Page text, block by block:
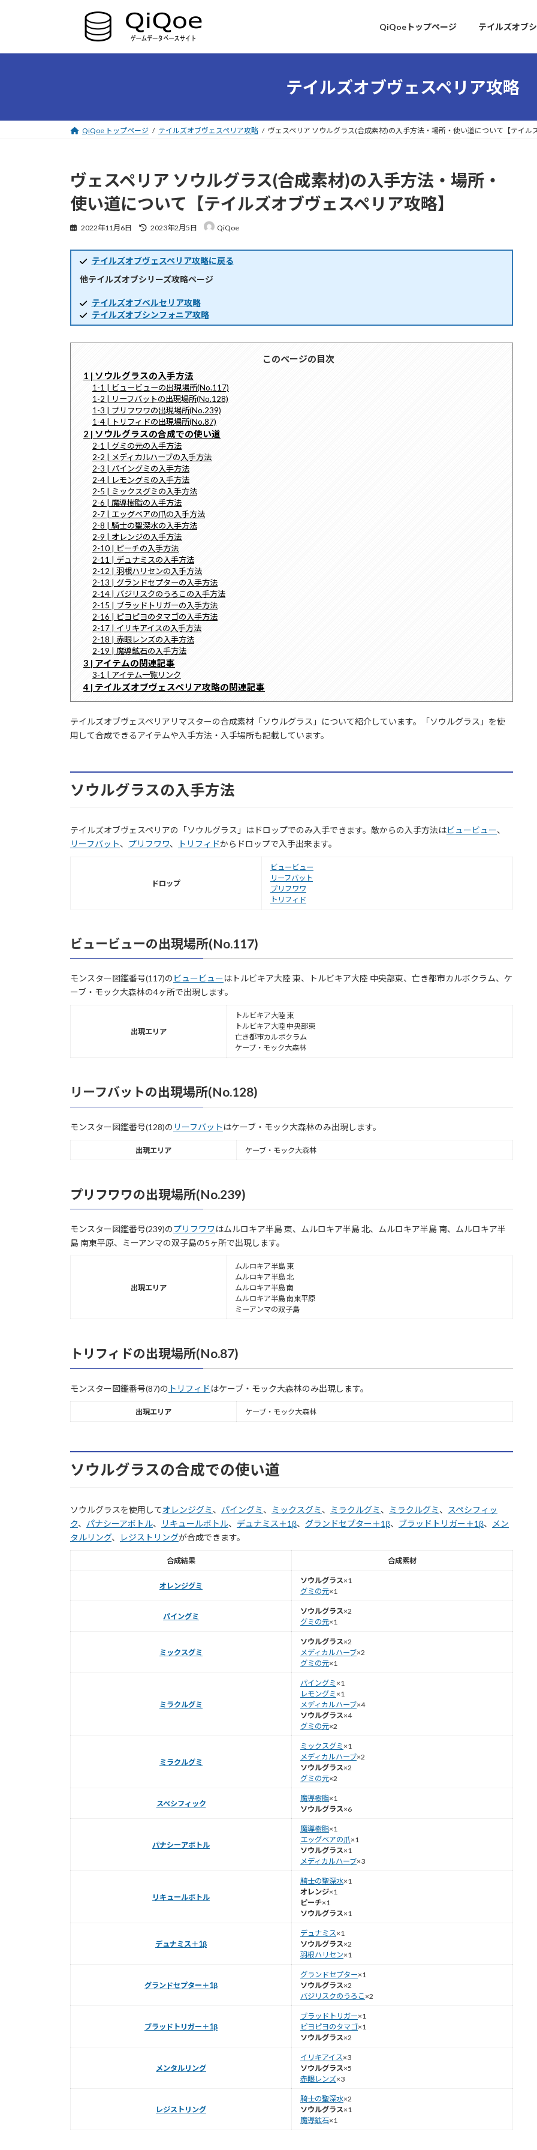
ツ
シ
QiQoeトップページ テイルズオブ
テイルズオブヴェスペリア攻略
QiQoe トップページ テイルズオブヴェスペリア攻略 ヴェスペリア ソウルグラス(合成素材)の入手方法・場所・使い道について【テイル
ヴェスペリア ソウルグラス(合成素材)の入手方法・場所・
使い道について【テイルズオブヴェスペリア攻略】
2022年11月6日
最
新
日
時
2023年2月5日 QiQoe
テイルズオブヴェスペリア攻略に戻る
他テイルズオブシリーズ攻略ページ
テイルズオブベルセリア攻略
テイルズオブシンフォニア攻略
このページの目次
1 | ソウルグラスの入手方法
1-1 | ビュービューの出現場所(No.117)
1-2 | リーフバットの出現場所(No.128)
1-3 | プリフワワの出現場所(No.239)
1-4 | トリフィドの出現場所(No.87)
2 | ソウルグラスの合成での使い道
2-1 | グミの元の入手方法
2-2 | メディカルハーブの入手方法
2-3 | パイングミの入手方法
2-4 | レモングミの入手方法
2-5 | ミックスグミの入手方法
2-6 | 魔導樹脂の入手方法
2-7 | エッグベアの爪の入手方法
2-8 | 騎士の聖深水の入手方法
2-9 | オレンジの入手方法
2-10 | ピーチの入手方法
2-11 | デュナミスの入手方法
2-12 | 羽根ハリセンの入手方法
2-13 | グランドセプターの入手方法
2-14 | バジリスクのうろこの入手方法
2-15 | ブラッドトリガーの入手方法
2-16 | ピヨピヨのタマゴの入手方法
2-17 | イリキアイスの入手方法
2-18 | 赤眼レンズの入手方法
2-19 | 魔導鉱石の入手方法
3 | アイテムの関連記事
3-1 | アイテム一覧リンク
4 | テイルズオブヴェスペリア攻略の関連記事
テイルズオブヴェスペリアリマスターの合成素材「ソウルグラス」について紹介しています。「ソウルグラス」を使
用して合成できるアイテムや入手方法・入手場所も記載しています。
ソウルグラスの入手方法
テイルズオブヴェスペリアの「ソウルグラス」はドロップでのみ入手できます。敵からの入手方法はビュービュー、
リーフバット、 プリフワワ、 トリフィドからドロップで入手出来ます。
ドロップ
ビュービュー
リーフバット
プリフワワ
トリフィド
ビュービューの出現場所(No.117)
モンスター図鑑番号(117)のビュービューはトルビキア大陸 東、トルビキア大陸 中央部東、亡き都市カルボクラム、ケ
ーブ・モック大森林の4ヶ所で出現します。
出現エリア
トルビキア大陸 東
トルビキア大陸 中央部東
亡き都市カルボクラム
ケーブ・モック大森林
リーフバットの出現場所(No.128)
モンスター図鑑番号(128)の リーフバット はケーブ・モック大森林のみ出現します。
出現エリア ケーブ・モック大森林
プリフワワの出現場所(No.239)
モンスター図鑑番号(239)のプリフワワはムルロキア半島 東、ムルロキア半島 北、ムルロキア半島 南、ムルロキア半
島 南東平原、ミーアンマの双子島の5ヶ所で出現します。
出現エリア
ムルロキア半島 東
ムルロキア半島 北
ムルロキア半島 南
ムルロキア半島 南東平原
ミーアンマの双子島
トリフィドの出現場所(No.87)
モンスター図鑑番号(87)の トリフィドはケーブ・モック大森林のみ出現します。
出現エリア ケーブ・モック大森林
ソウルグラスの合成での使い道
ソウルグラスを使用してオレンジグミ、 パイングミ、 ミックスグミ、 ミラクルグミ、 ミラクルグミ、
スペシフィッ
ク、 パナシーアボトル、 リキュールボトル、 デュナミス＋1β、 グランドセプター＋1β、 ブラッドトリガー＋1β、
メン
タルリング、 レジストリングが合成できます。
合成結果 合成素材
オレンジグミ
ソウルグラス×1
グミの元×1
パイングミ
ソウルグラス×2
グミの元×1
ミックスグミ
ソウルグラス×2
メディカルハーブ×2
グミの元×1
ミラクルグミ
パイングミ ×1
レモングミ ×1
メディカルハーブ×4
ソウルグラス×4
グミの元×2
ミラクルグミ
ミックスグミ ×1
メディカルハーブ×2
ソウルグラス×2
グミの元×2
スペシフィック
魔導樹脂×1
ソウルグラス×6
パナシーアボトル
魔導樹脂×1
エッグベアの爪 ×1
ソウルグラス×1
メディカルハーブ×3
リキュールボトル
騎士の聖深水×1
オレンジ×1
ピーチ×1
ソウルグラス×1
デュナミス＋1β
デュナミス×1
ソウルグラス×2
羽根ハリセン×1
グランドセプター＋1β
グランドセプター×1
ソウルグラス×2
バジリスクのうろこ ×2
ブラッドトリガー＋1β
ブラッドトリガー×1
ピヨピヨのタマゴ×1
ソウルグラス×2
メンタルリング
イリキアイス×3
ソウルグラス×5
赤眼レンズ×3
レジストリング
騎士の聖深水×2
ソウルグラス×1
魔導鉱石×1